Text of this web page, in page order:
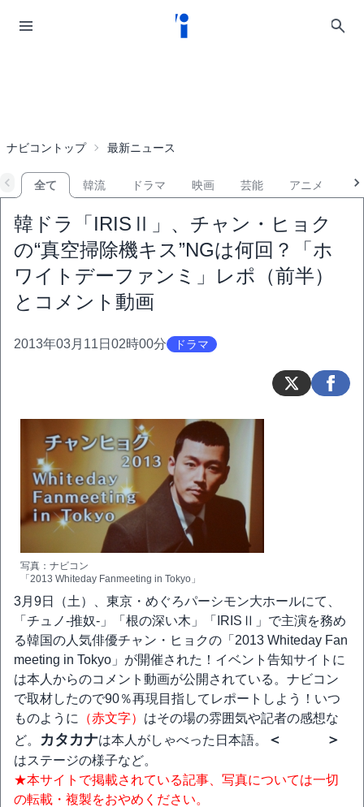
ナビコントップ 最新ニュース
全て 韓流 ドラマ 映画 芸能 アニメ
韓ドラ「IRISⅡ」、チャン・ヒョク
の“真空掃除機キス”NGは何回？「ホ
ワイトデーファンミ」レポ（前半）
とコメント動画
2013年03月11日02時00分 ドラマ
写真：ナビコン
「2013 Whiteday Fanmeeting in Tokyo」
3月9日（土）、東京・めぐろパーシモン大ホールにて、
「チュノ-推奴-」「根の深い木」「IRISⅡ」で主演を務め
る韓国の人気俳優チャン・ヒョクの「2013 Whiteday Fan
meeting in Tokyo」が開催された！イベント告知サイトに
は本人からのコメント動画が公開されている。ナビコン
で取材したので90％再現目指してレポートしよう！いつ
ものように
（赤文字） はその場の雰囲気や記者の感想な
ど。
カタカナは本人がしゃべった日本語。 ＜ ＞
はステージの様子など。
★本サイトで掲載されている記事、写真については一切
の転載・複製をおやめください。